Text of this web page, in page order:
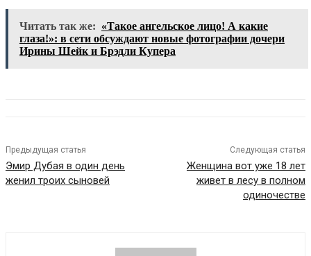
Читать так же: «Такое ангельское лицо! А какие
глаза!»: в сети обсуждают новые фотографии дочери
Ирины Шейк и Брэдли Купера
Предыдущая статья
Эмир Дубая в один день
женил троих сыновей
Следующая статья
Женщина вот уже 18 лет
живет в лесу в полном
одиночестве